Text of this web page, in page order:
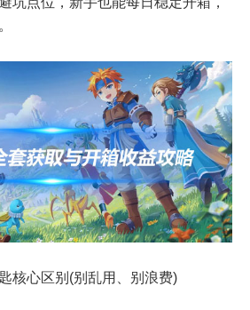
核心区别(别乱用、别浪费)